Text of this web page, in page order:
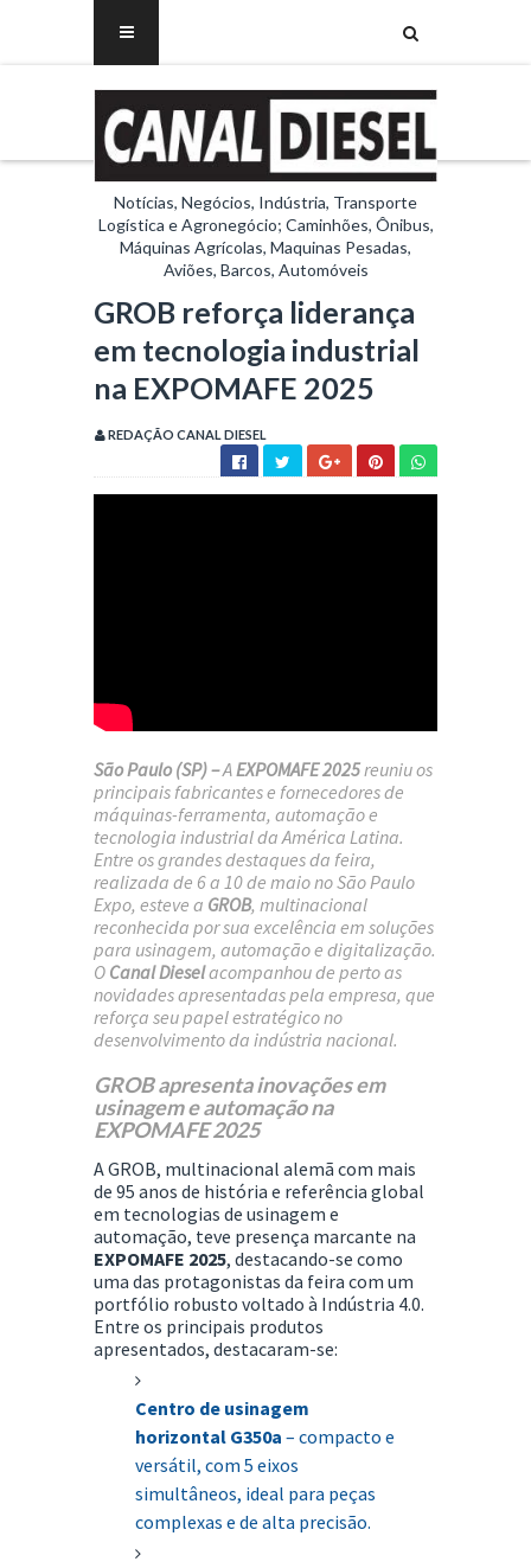
Notícias, Negócios, Indústria, Transporte
Logística e Agronegócio; Caminhões, Ônibus,
Máquinas Agrícolas, Maquinas Pesadas,
Aviões, Barcos, Automóveis
GROB reforça liderança
em tecnologia industrial
na EXPOMAFE 2025
REDAÇÃO CANAL DIESEL
São Paulo (SP) –AEXPOMAFE 2025reuniu os
principais fabricantes e fornecedores de
máquinas-ferramenta, automação e
tecnologia industrial da América Latina.
Entre os grandes destaques da feira,
realizada de 6 a 10 de maio no São Paulo
Expo, esteve a GROB, multinacional
reconhecida por sua excelência em soluções
para usinagem, automação e digitalização.
O Canal Dieselacompanhou de perto as
novidades apresentadas pela empresa, que
reforça seu papel estratégico no
desenvolvimento da indústria nacional.
GROB apresenta inovações em
usinagem e automação na
EXPOMAFE 2025
A GROB, multinacional alemã com mais
de 95 anos de história e referência global
em tecnologias de usinagem e
automação, teve presença marcante na
EXPOMAFE 2025, destacando-se como
uma das protagonistas da feira com um
portfólio robusto voltado à Indústria 4.0.
Entre os principais produtos
apresentados, destacaram-se:
Centro de usinagem
horizontal G350a – compacto e
versátil, com 5 eixos
simultâneos, ideal para peças
complexas e de alta precisão.